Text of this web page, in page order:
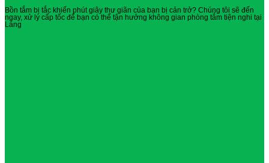
Bồn tắm bị tắc khiến phút giây thư giãn của bạn bị cản trở? Chúng tôi sẽ đến
ngay, xử lý cấp tốc để bạn có thể tận hưởng không gian phòng tắm tiện nghi tại
Láng